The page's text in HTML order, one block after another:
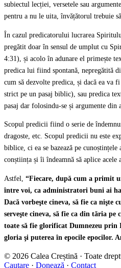
subiectul lecției, versetele sau
pentru a nu le uita, învățătorul trebuie
În cazul predicatorului lucrarea
pregătit doar în sensul de umplut cu
4:31), și acolo în adunare el primește
predica lui fiind spontană, nepregătită
cum să dezvolte predica, și dacă ea va
strict pe un pasaj biblic), sau predica
pasaj dar folosindu-se și argumente din
Scopul predicii fiind o serie de
dragoste, etc. Scopul predicii nu este
biblice, ci ea se bazează pe
conștiința și îi îndeamnă să aplice
Astfel, “Fiecare, după cum a primit
între voi, ca administratori buni ai
Dacă vorbeşte cineva, să fie ca nişte
serveşte cineva, să fie ca din tăria pe
toate să fie glorificat Dumnezeu prin
gloria şi puterea în epocile epocilor.
© 2026 Calea Creștină · Toate
Cautare · Donează · Contact